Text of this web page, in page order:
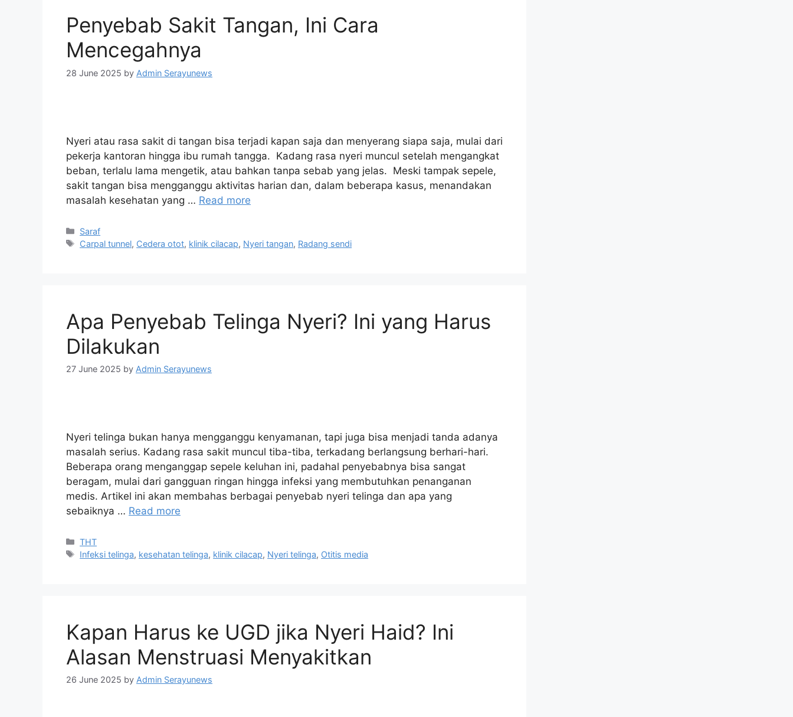
Penyebab Sakit Tangan, Ini Cara
Mencegahnya
28 June 2025 by Admin Serayunews
Nyeri atau rasa sakit di tangan bisa terjadi kapan saja dan menyerang siapa saja, mulai dari
pekerja kantoran hingga ibu rumah tangga. Kadang rasa nyeri muncul setelah mengangkat
beban, terlalu lama mengetik, atau bahkan tanpa sebab yang jelas. Meski tampak sepele,
sakit tangan bisa mengganggu aktivitas harian dan, dalam beberapa kasus, menandakan
masalah kesehatan yang … Read more
Saraf
Carpal tunnel, Cedera otot, klinik cilacap, Nyeri tangan, Radang sendi
Apa Penyebab Telinga Nyeri? Ini yang Harus
Dilakukan
27 June 2025 by Admin Serayunews
Nyeri telinga bukan hanya mengganggu kenyamanan, tapi juga bisa menjadi tanda adanya
masalah serius. Kadang rasa sakit muncul tiba-tiba, terkadang berlangsung berhari-hari.
Beberapa orang menganggap sepele keluhan ini, padahal penyebabnya bisa sangat
beragam, mulai dari gangguan ringan hingga infeksi yang membutuhkan penanganan
medis. Artikel ini akan membahas berbagai penyebab nyeri telinga dan apa yang
sebaiknya … Read more
THT
Infeksi telinga, kesehatan telinga, klinik cilacap, Nyeri telinga, Otitis media
Kapan Harus ke UGD jika Nyeri Haid? Ini
Alasan Menstruasi Menyakitkan
26 June 2025 by Admin Serayunews